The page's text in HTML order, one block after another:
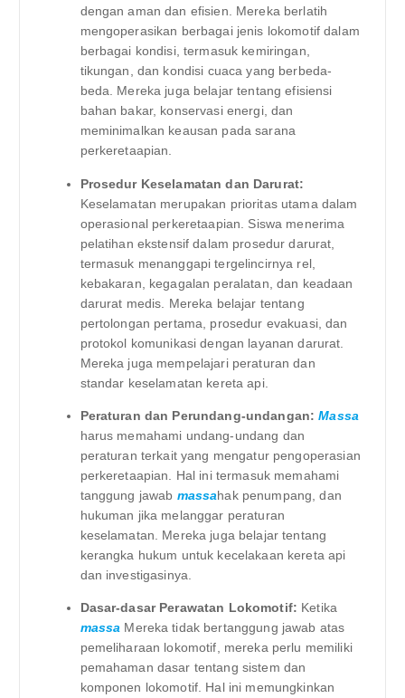
dengan aman dan efisien. Mereka berlatih
mengoperasikan berbagai jenis lokomotif dalam
berbagai kondisi, termasuk kemiringan,
tikungan, dan kondisi cuaca yang berbeda-
beda. Mereka juga belajar tentang efisiensi
bahan bakar, konservasi energi, dan
meminimalkan keausan pada sarana
perkeretaapian.
Prosedur Keselamatan dan Darurat:
Keselamatan merupakan prioritas utama dalam
operasional perkeretaapian. Siswa menerima
pelatihan ekstensif dalam prosedur darurat,
termasuk menanggapi tergelincirnya rel,
kebakaran, kegagalan peralatan, dan keadaan
darurat medis. Mereka belajar tentang
pertolongan pertama, prosedur evakuasi, dan
protokol komunikasi dengan layanan darurat.
Mereka juga mempelajari peraturan dan
standar keselamatan kereta api.
Peraturan dan Perundang-undangan: Massa
harus memahami undang-undang dan
peraturan terkait yang mengatur pengoperasian
perkeretaapian. Hal ini termasuk memahami
tanggung jawab massahak penumpang, dan
hukuman jika melanggar peraturan
keselamatan. Mereka juga belajar tentang
kerangka hukum untuk kecelakaan kereta api
dan investigasinya.
Dasar-dasar Perawatan Lokomotif: Ketika
massa Mereka tidak bertanggung jawab atas
pemeliharaan lokomotif, mereka perlu memiliki
pemahaman dasar tentang sistem dan
komponen lokomotif. Hal ini memungkinkan